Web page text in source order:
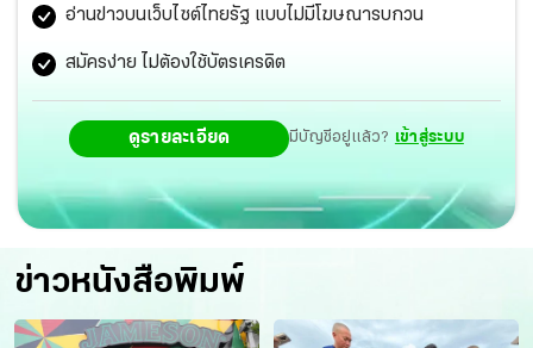
อ่านข่าวบนเว็บไซต์ไทยรัฐ แบบไม่มีโฆษณารบกวน
สมัครง่าย ไม่ต้องใช้บัตรเครดิต
ดูรายละเอียด มีบัญชีอยู่แล้ว? เข้าสู่ระบบ
ข่าวหนังสือพิมพ์